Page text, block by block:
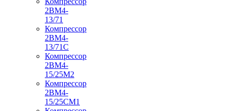
2ВМ4-
13/71
Компрессор
2ВМ4-
13/71С
Компрессор
2ВМ4-
15/25М2
Компрессор
2ВМ4-
15/25СМ1